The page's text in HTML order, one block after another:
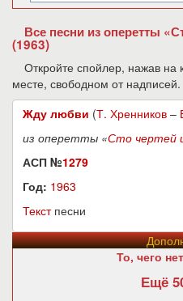
Все песни из оперетты
(1963)
Откройте спойлер, нажав на
месте, свободном от надписей.
Жду любви (Т. Хренников –
из оперетты «Сто чертей
АСП №1279
Год: 1963
Текстпесни
То, чего
Ещё